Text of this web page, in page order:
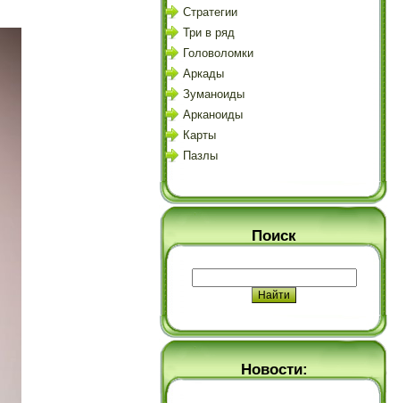
Стратегии
Три в ряд
Головоломки
Аркады
Зуманоиды
Арканоиды
Карты
Пазлы
Поиск
Новости: